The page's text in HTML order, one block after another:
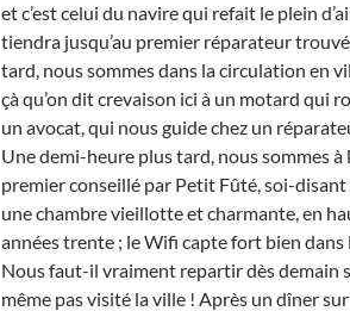
et c’est celui du navire qui refait le plein
tiendra jusqu’au premier réparateur
tard, nous sommes dans la circulation en
çà qu’on dit crevaison ici à un motard qui
un avocat, qui nous guide chez un
Une demi-heure plus tard, nous sommes à
premier conseillé par Petit Fûté, soi-
une chambre vieillotte et charmante, en
années trente ; le Wifi capte fort bien dans
Nous faut-il vraiment repartir dès demain
même pas visité la ville ! Après un dîner